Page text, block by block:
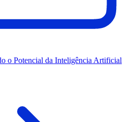
o Potencial da Inteligência Artificial